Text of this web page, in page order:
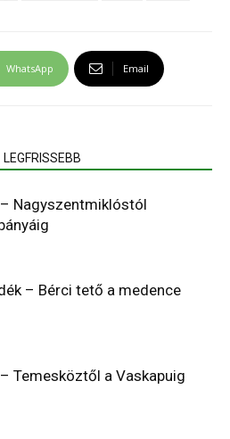
WhatsApp Email
LEGFRISSEBB
Nagyszentmiklóstól
– Bérci tető a medence
Temesköztől a Vaskapuig